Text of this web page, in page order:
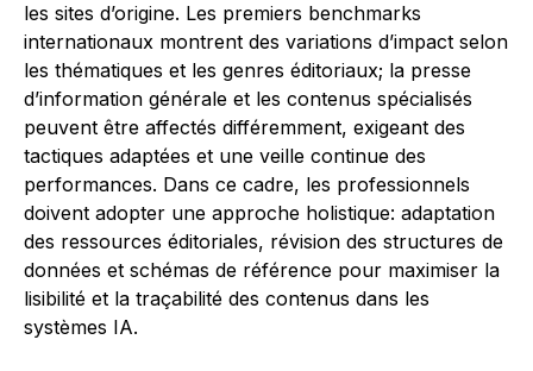
les sites d’origine. Les premiers benchmarks
internationaux montrent des variations d’impact selon
les thématiques et les genres éditoriaux; la presse
d’information générale et les contenus spécialisés
peuvent être affectés différemment, exigeant des
tactiques adaptées et une veille continue des
performances. Dans ce cadre, les professionnels
doivent adopter une approche holistique: adaptation
des ressources éditoriales, révision des structures de
données et schémas de référence pour maximiser la
lisibilité et la traçabilité des contenus dans les
systèmes IA.